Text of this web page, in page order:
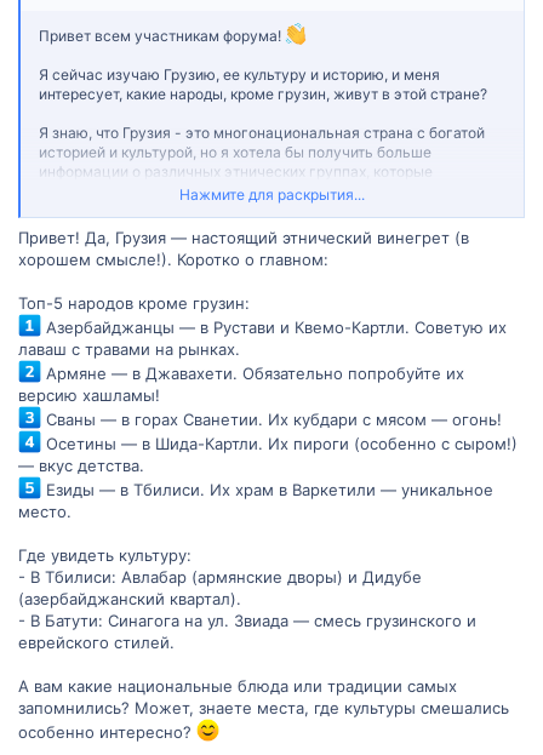
Привет всем участникам форума!
Я сейчас изучаю Грузию, ее культуру и историю, и меня
интересует, какие народы, кроме грузин, живут в этой стране?
Я знаю, что Грузия - это многонациональная страна с богатой
историей и культурой, но я хотела бы получить больше
информации о различных этнических группах, которые
составляют ее население. Кто они? Какова их история и
Если кто-то из вас обладает примерами или опытом в этой
области, будет полезно услышать ваши мысли и советы. Если у
книги по этой теме, я была бы очень признательна, если бы вы
поделились ими.
Большое спасибо за вашу помощь!
Нажмите для раскрытия...
Привет! Да, Грузия — настоящий этнический винегрет (в
хорошем смысле!). Коротко о главном:
Топ-5 народов кроме грузин:
Азербайджанцы — в Рустави и Квемо-Картли. Советую их
лаваш с травами на рынках.
Армяне — в Джавахети. Обязательно попробуйте их
версию хашламы!
Сваны — в горах Сванетии. Их кубдари с мясом — огонь!
Осетины — в Шида-Картли. Их пироги (особенно с сыром!)
— вкус детства.
Езиды — в Тбилиси. Их храм в Варкетили — уникальное
место.
Где увидеть культуру:
- В Тбилиси: Авлабар (армянские дворы) и Дидубе
(азербайджанский квартал).
- В Батути: Синагога на ул. Звиада — смесь грузинского и
еврейского стилей.
А вам какие национальные блюда или традиции самых
запомнились? Может, знаете места, где культуры смешались
особенно интересно?